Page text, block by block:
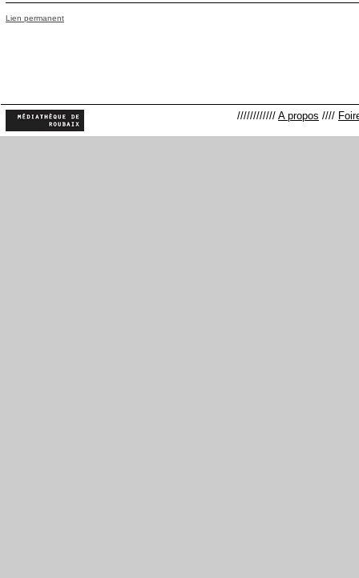
Lien permanent
//////////// A propos ////